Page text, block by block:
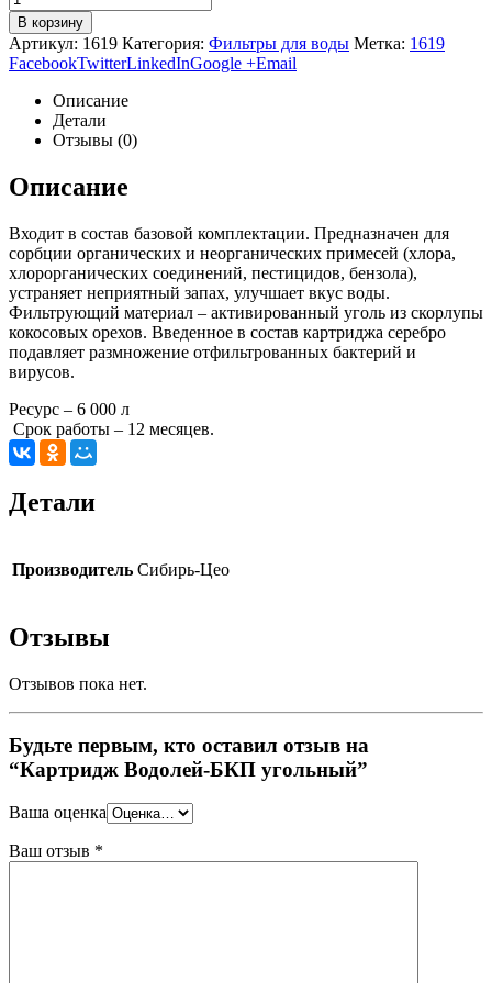
В корзину
Артикул: 1619 Категория: Фильтры для воды Метка: 1619
FacebookTwitterLinkedInGoogle +Email
Описание
Детали
Отзывы (0)
Описание
Входит в состав базовой комплектации. Предназначен для
сорбции органических и неорганических примесей (хлора,
хлорорганических соединений, пестицидов, бензола),
устраняет неприятный запах, улучшает вкус воды.
Фильтрующий материал – активированный уголь из скорлупы
кокосовых орехов. Введенное в состав картриджа серебро
подавляет размножение отфильтрованных бактерий и
вирусов.
Ресурс – 6 000 л
Срок работы – 12 месяцев.
Детали
Производитель Сибирь-Цео
Отзывы
Отзывов пока нет.
Будьте первым, кто оставил отзыв на
“Картридж Водолей-БКП угольный”
Ваша оценка
Ваш отзыв *